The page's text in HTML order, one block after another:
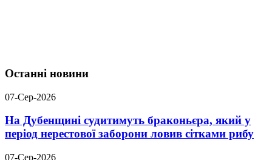
Останні новини
07-Сер-2026
На Дубенщині судитимуть браконьєра, який у
період нерестової заборони ловив сітками рибу
07-Сер-2026